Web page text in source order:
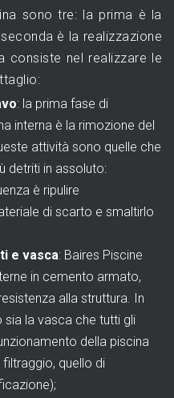
sono tre: la prima è la
è la realizzazione
consiste nel realizzare le
: la prima fase di
interna è la rimozione del
attività sono quelle che
detriti in assoluto:
è ripulire
di scarto e smaltirlo
e vasca: Baires Piscine
in cemento armato,
alla struttura. In
la vasca che tutti gli
della piscina
filtraggio, quello di